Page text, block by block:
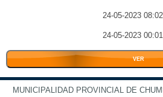
24-05-2023
24-05-2023
VER
MUNICIPALIDAD PROVINCIAL DE